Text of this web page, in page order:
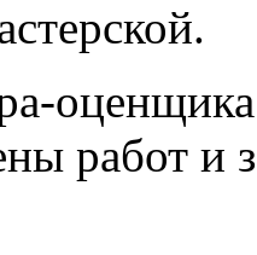
работ и